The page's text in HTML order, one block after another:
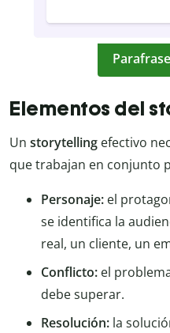
Elementos del
Un storytelling efectivo
que trabajan en conjunto
Personaje: el
se identifica la
real, un cliente, un
Conflicto: el
debe superar.
Resolución: la